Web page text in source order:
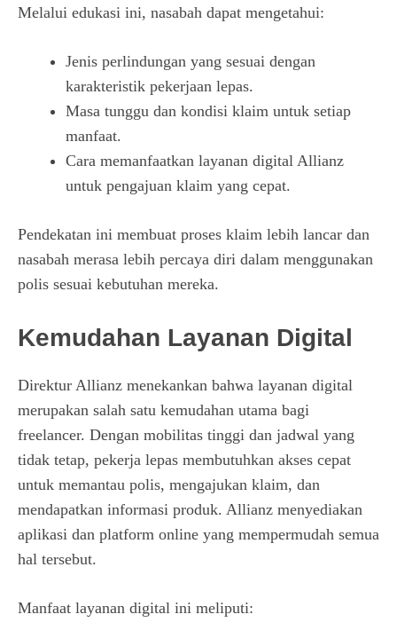
Melalui edukasi ini, nasabah dapat mengetahui:
Jenis perlindungan yang sesuai dengan
karakteristik pekerjaan lepas.
Masa tunggu dan kondisi klaim untuk setiap
manfaat.
Cara memanfaatkan layanan digital Allianz
untuk pengajuan klaim yang cepat.
Pendekatan ini membuat proses klaim lebih lancar dan
nasabah merasa lebih percaya diri dalam menggunakan
polis sesuai kebutuhan mereka.
Kemudahan Layanan Digital
Direktur Allianz menekankan bahwa layanan digital
merupakan salah satu kemudahan utama bagi
freelancer. Dengan mobilitas tinggi dan jadwal yang
tidak tetap, pekerja lepas membutuhkan akses cepat
untuk memantau polis, mengajukan klaim, dan
mendapatkan informasi produk. Allianz menyediakan
aplikasi dan platform online yang mempermudah semua
hal tersebut.
Manfaat layanan digital ini meliputi: